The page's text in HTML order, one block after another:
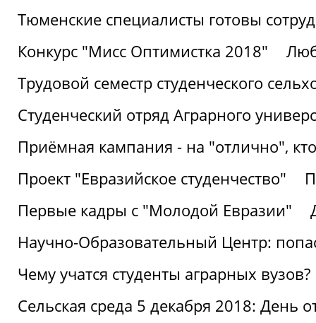
Тюменские специалисты готовы
Конкурс "Мисс Оптимистка 2018"
Трудовой семестр студенческого
Студенческий отряд Аграрного
Приёмная кампания - на "отлично",
Проект "Евразийское студенчество"
Первые кадры с "Молодой Евразии"
Научно-Образовательный Центр:
Чему учатся студенты аграрных вузов?
Сельская среда 5 декабря 2018: День